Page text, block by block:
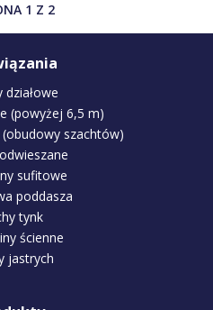
1 Z 2
działowe
(powyżej 6,5 m)
(obudowy szachtów)
sufitowe
poddasza
tynk
ścienne
jastrych